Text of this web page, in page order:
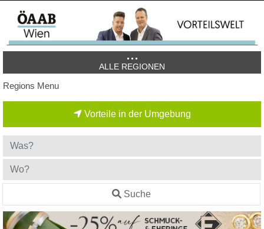
ALLE REGIONEN
Regions Menu
Vorteile in der Umgebung
Suche